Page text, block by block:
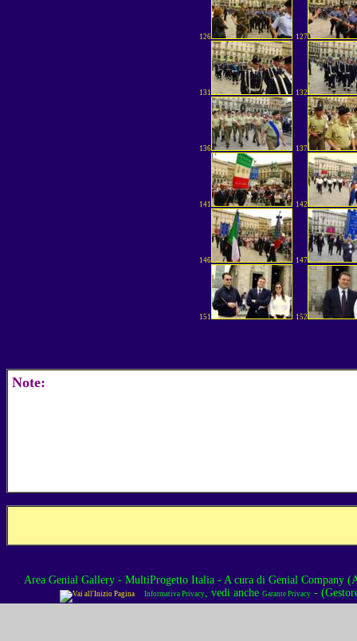
126 127
131 132
136 137
141 142
146 147
151 152
Note:
Area Genial Gallery - MultiProgetto Italia- A cura di Genial Company
Informativa Privacy, vedi anche Garante Privacy -